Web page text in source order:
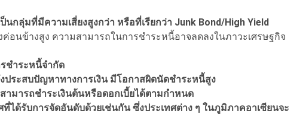
นกลุ่มที่มีความเสี่ยงสูงกว่า หรือที่เรียกว่า Junk Bond/High Yield
ค่อนข้างสูง ความสามารถในการชำระหนี้อาจลดลงในภาวะเศรษฐกิจ
ชำระหนี้จำกัด
งประสบปัญหาทางการเงิน มีโอกาสผิดนัดชำระหนี้สูง
มารถชำระเงินต้นหรือดอกเบี้ยได้ตามกำหนด
ที่ได้รับการจัดอันดับด้วยเช่นกัน ซึ่งประเทศต่าง ๆ ในภูมิภาคอาเซียนจะ